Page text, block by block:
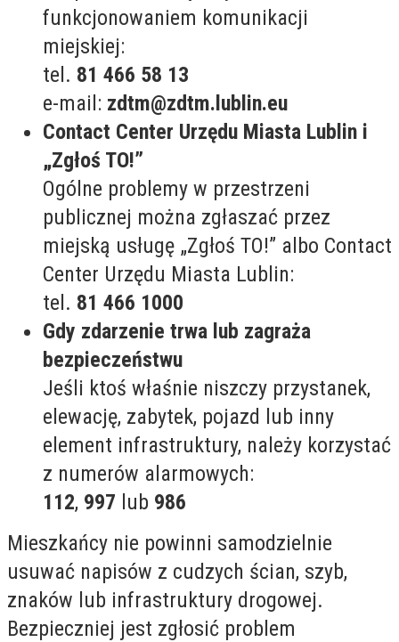
funkcjonowaniem komunikacji
miejskiej:
tel. 81 466 58 13
e-mail: zdtm@zdtm.lublin.eu
Contact Center Urzędu Miasta Lublin i
„Zgłoś TO!”
Ogólne problemy w przestrzeni
publicznej można zgłaszać przez
miejską usługę „Zgłoś TO!” albo Contact
Center Urzędu Miasta Lublin:
tel. 81 466 1000
Gdy zdarzenie trwa lub zagraża
bezpieczeństwu
Jeśli ktoś właśnie niszczy przystanek,
elewację, zabytek, pojazd lub inny
element infrastruktury, należy korzystać
z numerów alarmowych:
112, 997 lub 986
Mieszkańcy nie powinni samodzielnie
usuwać napisów z cudzych ścian, szyb,
znaków lub infrastruktury drogowej.
Bezpieczniej jest zgłosić problem